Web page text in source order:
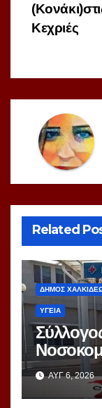
Κεχριές
Related
ΔΗΜΟΣ
ΥΓΕΙΑ
Αγωνίας
ΑΥΓ 6, 2026